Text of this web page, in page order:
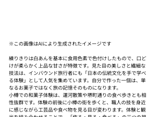
※この画像はAIにより生成されたイメージです
練りきりは白あんを基本に食用色素で色付けしたもので、口ど
けが柔らかく上品な甘さが特徴です。見た目の美しさと繊細な
技法は、インバウンド旅行者にも「日本の伝統文化を手で学べ
る体験」として人気を集めています。自分で作った一個は、単
なるお菓子ではなく旅の記憶そのものになります。
小樽での和菓子体験は、運河散策や堺町通りの食べ歩きとも相
性抜群です。体験の前後に小樽の街を歩くと、職人の技を身近
に感じながら工芸品や食べ物を見る目が変わります。体験と観